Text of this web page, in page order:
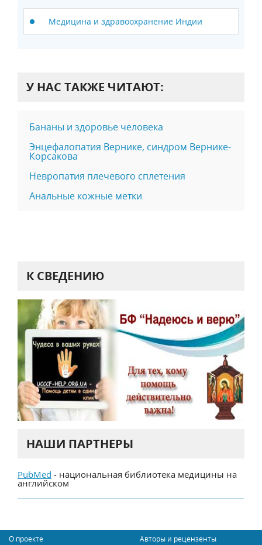
Медицина и здравоохранение Индии
У НАС ТАКЖЕ ЧИТАЮТ:
Бананы и здоровье человека
Энцефалопатия Вернике, синдром Вернике-
Корсакова
Невропатия плечевого сплетения
Анальные кожные метки
К СВЕДЕНИЮ
НАШИ ПАРТНЕРЫ
PubMed - национальная библиотека медицины на
английском
О проекте Авторы и рецензенты